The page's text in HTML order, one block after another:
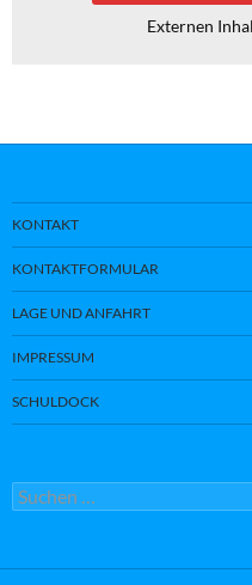
Externen
KONTAKT
KONTAKTFORMULAR
LAGE UND ANFAHRT
IMPRESSUM
SCHULDOCK
Suchen
nach: